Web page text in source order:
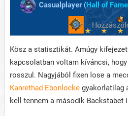
Casualplayer (Hall of Fame
Kösz a statisztikát. Amúgy
kapcsolatban voltam kíváncsi,
rosszul. Nagyjából fixen lose a
Kanrethad Ebonlocke gyakorlatilag
kell tennem a második Backstabet